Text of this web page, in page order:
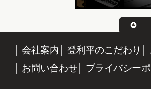
会社案内 登利平のこだわり
お問い合わせ
プライバシー